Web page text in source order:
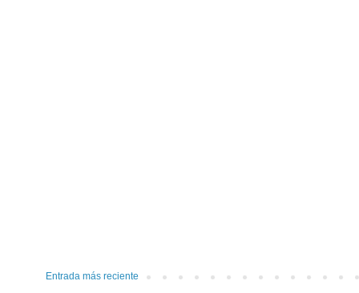
Entrada más reciente